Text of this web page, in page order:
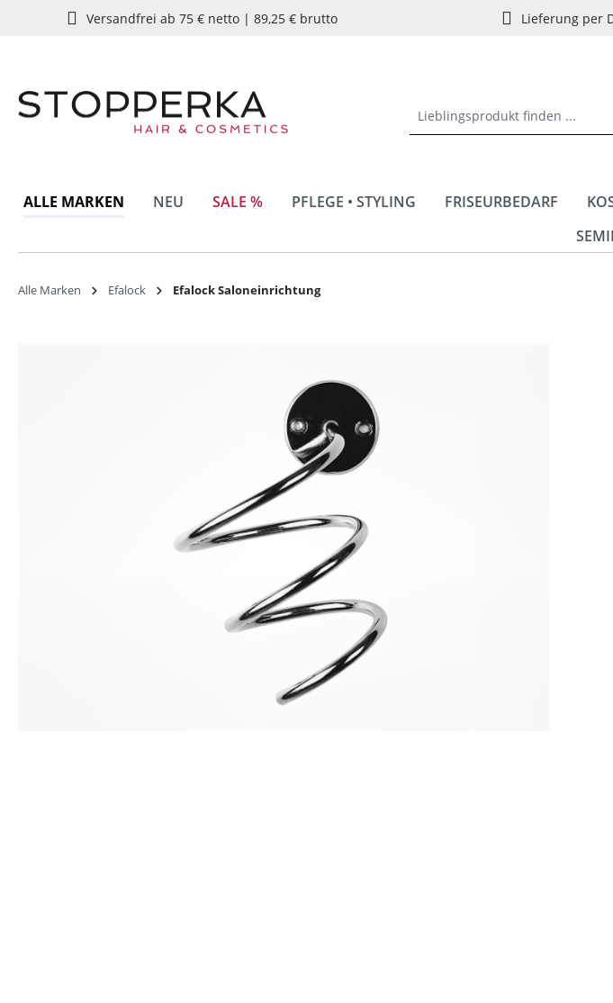
Zur Hauptnavigation springen
Versandfrei ab 75 € netto | 89,25 € brutto Lieferung per
ALLE MARKEN NEU SALE % PFLEGE • STYLING FRISEURBEDARF
Alle Marken Efalock Efalock Saloneinrichtung